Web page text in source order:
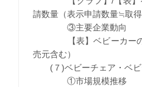
請数量（表示申請数量≒取得
③主要企業動向
【表】ベビーカーの
売元含む）
(７)ベビーチェア・ベビ
①市場規模推移